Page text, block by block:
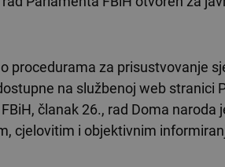
procedurama za prisustvovanje
na službenoj web stranici
članak 26., rad Doma naroda
cjelovitim i objektivnim